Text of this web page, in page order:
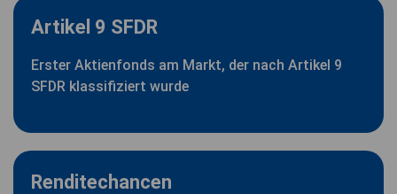
Artikel 9 SFDR
Erster Aktienfonds am Markt, der nach Artikel 9
SFDR klassifiziert wurde
Renditechancen